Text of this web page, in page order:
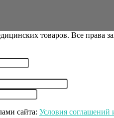
товаров. Все права
сайта: Условия соглашений